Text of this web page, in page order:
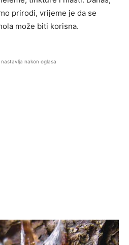
prirodi, vrijeme je da se
može biti korisna.
nastavlja nakon oglasa